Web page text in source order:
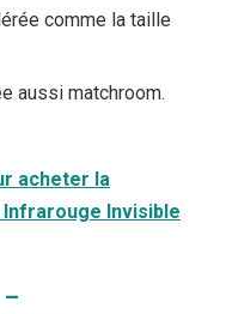
comme la taille
aussi matchroom.
acheter la
Invisible